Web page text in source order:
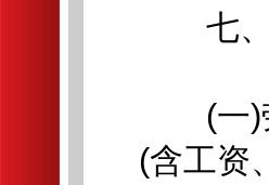
七、
(一)劳
(含工资